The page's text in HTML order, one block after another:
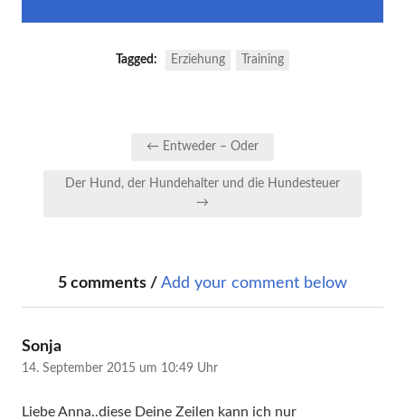
Tagged: Erziehung Training
Beitragsnavigation
← Entweder – Oder
Der Hund, der Hundehalter und die Hundesteuer
→
5 comments / Add your comment below
Sonja
14. September 2015 um 10:49 Uhr
Liebe Anna..diese Deine Zeilen kann ich nur